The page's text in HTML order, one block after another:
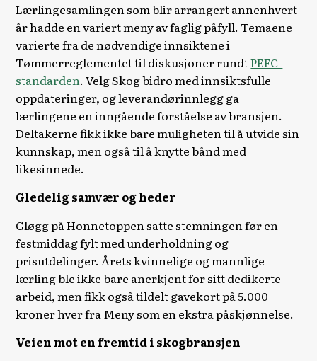
Lærlingesamlingen som blir arrangert annenhvert
år hadde en variert meny av faglig påfyll. Temaene
varierte fra de nødvendige innsiktene i
Tømmerreglementet til diskusjoner rundtPEFC-
standarden. Velg Skog bidro med innsiktsfulle
oppdateringer, og leverandørinnlegg ga
lærlingene en inngående forståelse av bransjen.
Deltakerne fikk ikke bare muligheten til å utvide sin
kunnskap, men også til å knytte bånd med
likesinnede.
Gledelig samvær og heder
Gløgg på Honnetoppen satte stemningen før en
festmiddag fylt med underholdning og
prisutdelinger. Årets kvinnelige og mannlige
lærling ble ikke bare anerkjent for sitt dedikerte
arbeid, men fikk også tildelt gavekort på 5.000
kroner hver fra Meny som en ekstra påskjønnelse.
Veien mot en fremtid i skogbransjen